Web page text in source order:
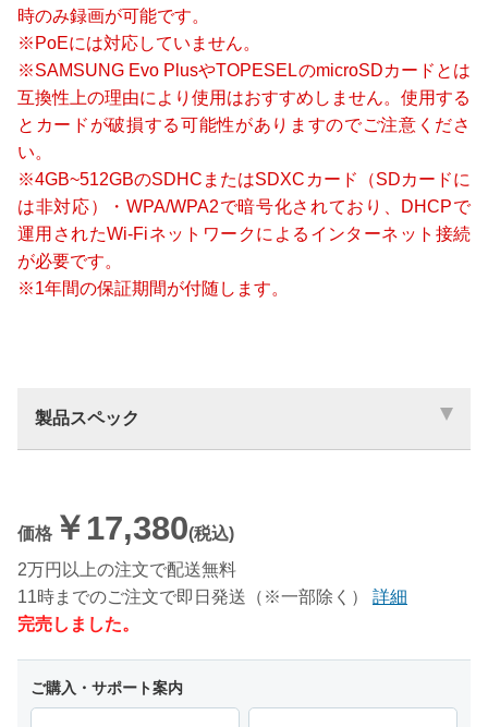
時のみ録画が可能です。
※PoEには対応していません。
※SAMSUNG Evo PlusやTOPESELのmicroSDカードとは
互換性上の理由により使用はおすすめしません。使用する
とカードが破損する可能性がありますのでご注意くださ
い。
※4GB~512GBのSDHCまたはSDXCカード（SDカードに
は非対応）・WPA/WPA2で暗号化されており、DHCPで
運用されたWi-Fiネットワークによるインターネット接続
が必要です。
※1年間の保証期間が付随します。
製品スペック
価格 ￥17,380(税込)
2万円以上の注文で配送無料
11時までのご注文で即日発送（※一部除く）
詳細
完売しました。